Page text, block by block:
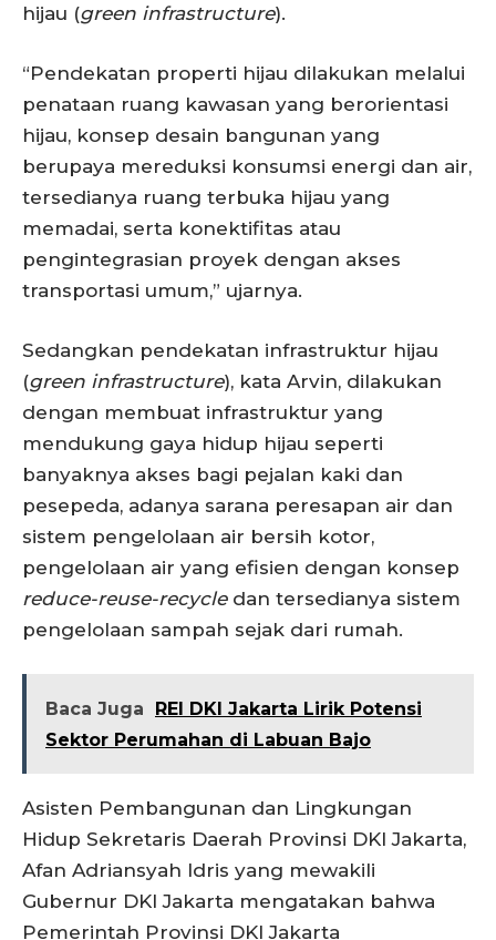
hijau (green infrastructure).
“Pendekatan properti hijau dilakukan melalui
penataan ruang kawasan yang berorientasi
hijau, konsep desain bangunan yang
berupaya mereduksi konsumsi energi dan air,
tersedianya ruang terbuka hijau yang
memadai, serta konektifitas atau
pengintegrasian proyek dengan akses
transportasi umum,” ujarnya.
Sedangkan pendekatan infrastruktur hijau
(green infrastructure), kata Arvin, dilakukan
dengan membuat infrastruktur yang
mendukung gaya hidup hijau seperti
banyaknya akses bagi pejalan kaki dan
pesepeda, adanya sarana peresapan air dan
sistem pengelolaan air bersih kotor,
pengelolaan air yang efisien dengan konsep
reduce-reuse-recycledan tersedianya sistem
pengelolaan sampah sejak dari rumah.
Baca Juga
REI DKI Jakarta Lirik Potensi
Sektor Perumahan di Labuan Bajo
Asisten Pembangunan dan Lingkungan
Hidup Sekretaris Daerah Provinsi DKI Jakarta,
Afan Adriansyah Idris yang mewakili
Gubernur DKI Jakarta mengatakan bahwa
Pemerintah Provinsi DKI Jakarta